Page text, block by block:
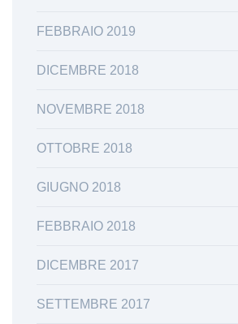
FEBBRAIO 2019
DICEMBRE 2018
NOVEMBRE 2018
OTTOBRE 2018
GIUGNO 2018
FEBBRAIO 2018
DICEMBRE 2017
SETTEMBRE 2017